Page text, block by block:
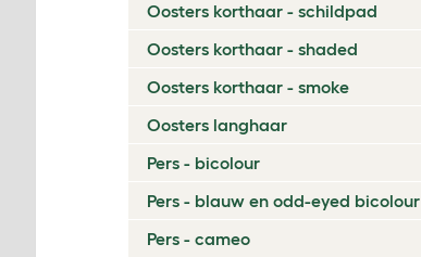
Oosters korthaar - schildpad
Oosters korthaar - shaded
Oosters korthaar - smoke
Oosters langhaar
Pers - bicolour
Pers - blauw en odd-eyed bicolour
Pers - cameo